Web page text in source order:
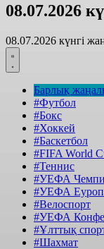
08.07.2026
08.07.2026 күнгі
Барлық
#Футбол
#Бокс
#Хоккей
#Баскетбол
#FIFA World
#Теннис
#УЕФА
#УЕФА
#Велоспорт
#УЕФА
#Ұлттық
#Шахмат